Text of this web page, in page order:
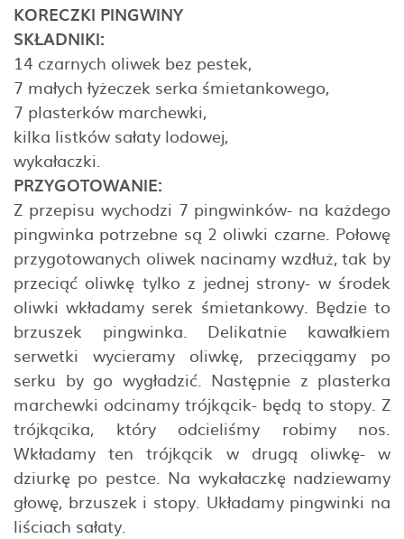
KORECZKI PINGWINY
SKŁADNIKI:
14 czarnych oliwek bez pestek,
7 małych łyżeczek serka śmietankowego,
7 plasterków marchewki,
kilka listków sałaty lodowej,
wykałaczki.
PRZYGOTOWANIE:
Z przepisu wychodzi 7 pingwinków- na każdego
pingwinka potrzebne są 2 oliwki czarne. Połowę
przygotowanych oliwek nacinamy wzdłuż, tak by
przeciąć oliwkę tylko z jednej strony- w środek
oliwki wkładamy serek śmietankowy. Będzie to
brzuszek pingwinka. Delikatnie kawałkiem
serwetki wycieramy oliwkę, przeciągamy po
serku by go wygładzić. Następnie z plasterka
marchewki odcinamy trójkącik- będą to stopy. Z
trójkącika, który odcieliśmy robimy nos.
Wkładamy ten trójkącik w drugą oliwkę- w
dziurkę po pestce. Na wykałaczkę nadziewamy
głowę, brzuszek i stopy. Układamy pingwinki na
liściach sałaty.